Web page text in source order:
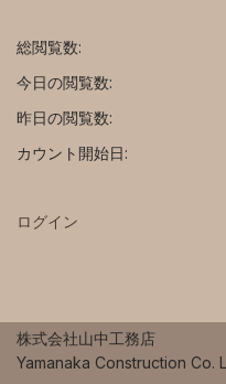
総閲覧数:
今日の閲覧数:
昨日の閲覧数:
カウント開始日:
ログイン
株式会社山中工務店
Yamanaka Construction Co.